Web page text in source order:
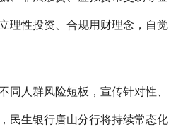
理性投资、合规用财理念，自觉
同人群风险短板，宣传针对性、
民生银行唐山分行将持续常态化